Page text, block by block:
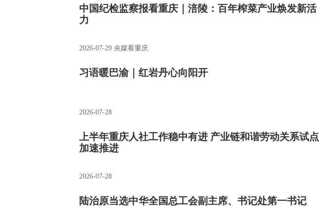
中国纪检监察报看重庆｜涪陵：百年榨菜产业焕发新活
力
2026-07-29 央媒看重庆
习语暖巴渝｜红岩丹心向阳开
2026-07-28
上半年重庆人社工作稳中有进 产业链和谐劳动关系试点
加速推进
2026-07-28
陆治原当选中华全国总工会副主席、书记处第一书记